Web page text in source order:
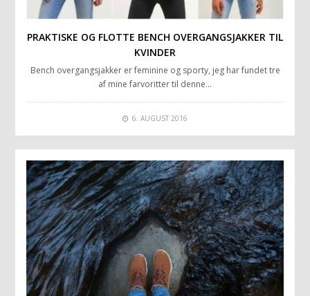
PRAKTISKE OG FLOTTE BENCH OVERGANGSJAKKER TIL
KVINDER
Bench overgangsjakker er feminine og sporty, jeg har fundet tre
af mine farvoritter til denne…
6. AUGUST 2016